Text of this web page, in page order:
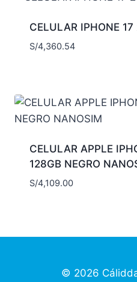
CELULAR IPHONE
S/4,360.54
CELULAR APPLE
128GB NEGRO
S/4,109.00
© 2026